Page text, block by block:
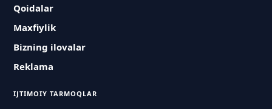
Qoidalar
Maxfiylik
Bizning ilovalar
Reklama
IJTIMOIY TARMOQLAR